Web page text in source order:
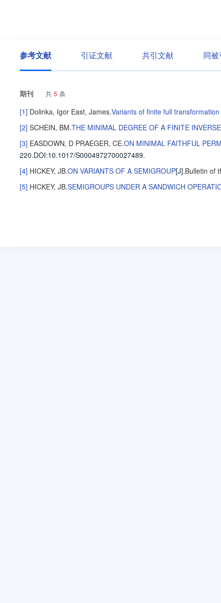
参考文献 引证文献 共引文献 同
期刊 共 5 条
[1] Dolinka, Igor East, James.Variants of finite full
[2] SCHEIN, BM.THE MINIMAL DEGREE OF A FINITE
[3] EASDOWN, D PRAEGER, CE.ON MINIMAL FAITHFUL
220.DOI:10.1017/S0004972700027489.
[4] HICKEY, JB.ON VARIANTS OF A SEMIGROUP[J].Bulletin of
[5] HICKEY, JB.SEMIGROUPS UNDER A SANDWICH